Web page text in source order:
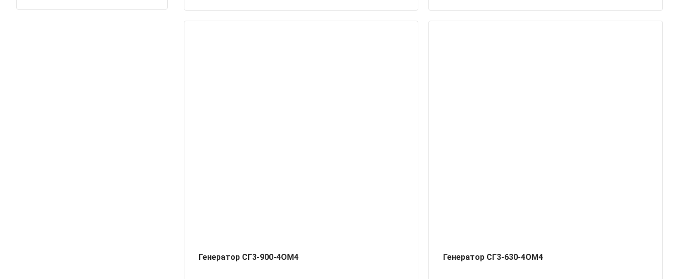
Генератор СГ3-900-4ОМ4 Генератор СГ3-630-4ОМ4